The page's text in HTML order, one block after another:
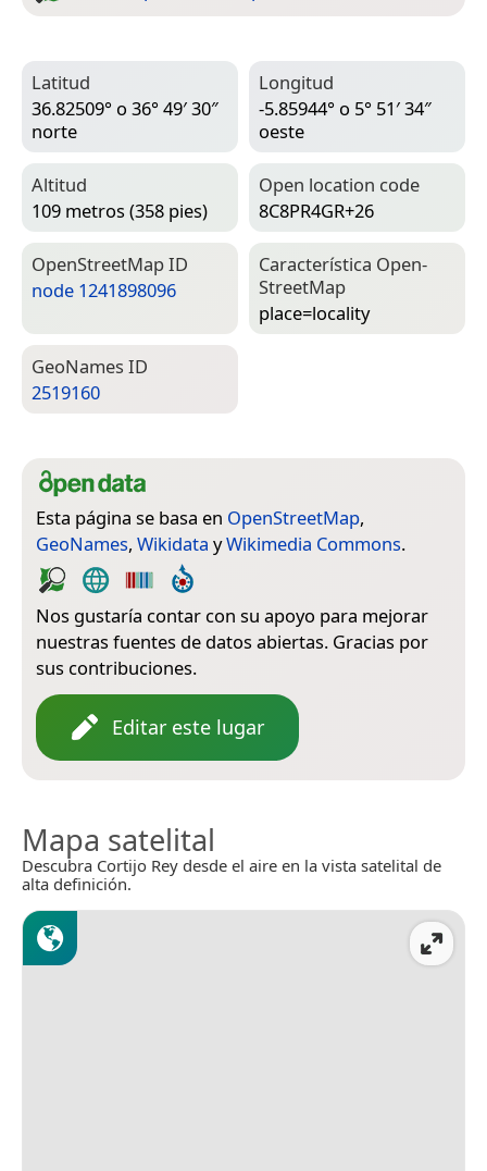
Latitud
36.82509° o 36° 49′ 30″
norte
Longitud
-5.85944° o 5° 51′ 34″
oeste
Altitud
109 metros (358 pies)
Open location code
8C8PR4GR+26
Open­Street­Map ID
node 1241898096
Característica Open­
Street­Map
place=­locality
Geo­Names ID
2519160
Esta página se basa en OpenStreetMap,
GeoNames, Wikidata yWikimedia Commons.
Nos gustaría contar con su apoyo para mejorar
nuestras fuentes de datos abiertas. Gracias por
sus contribuciones.
Editar este lugar
Mapa satelital
Descubra Cortijo Rey desde el aire en la vista satelital de
alta definición.